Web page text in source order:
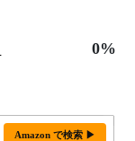
0%
Amazon で検索 ▶